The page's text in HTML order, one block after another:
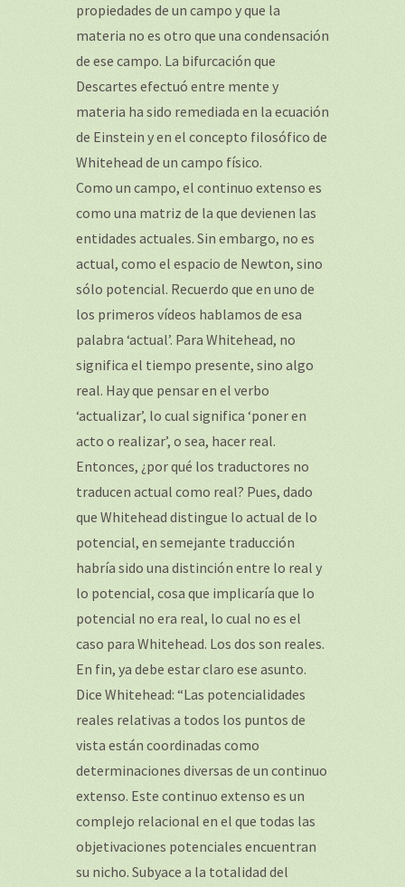
propiedades de un campo y que la
materia no es otro que una condensación
de ese campo. La bifurcación que
Descartes efectuó entre mente y
materia ha sido remediada en la ecuación
de Einstein y en el concepto filosófico de
Whitehead de un campo físico.
Como un campo, el continuo extenso es
como una matriz de la que devienen las
entidades actuales. Sin embargo, no es
actual, como el espacio de Newton, sino
sólo potencial. Recuerdo que en uno de
los primeros vídeos hablamos de esa
palabra ‘actual’. Para Whitehead, no
significa el tiempo presente, sino algo
real. Hay que pensar en el verbo
‘actualizar’, lo cual significa ‘poner en
acto o realizar’, o sea, hacer real.
Entonces, ¿por qué los traductores no
traducen actual como real? Pues, dado
que Whitehead distingue lo actual de lo
potencial, en semejante traducción
habría sido una distinción entre lo real y
lo potencial, cosa que implicaría que lo
potencial no era real, lo cual no es el
caso para Whitehead. Los dos son reales.
En fin, ya debe estar claro ese asunto.
Dice Whitehead: “Las potencialidades
reales relativas a todos los puntos de
vista están coordinadas como
determinaciones diversas de un continuo
extenso. Este continuo extenso es un
complejo relacional en el que todas las
objetivaciones potenciales encuentran
su nicho. Subyace a la totalidad del